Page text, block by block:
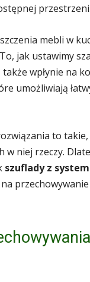
przestrzeni.
mebli w
jak ustawimy
wpłynie na
umożliwiają
to
w niej rzeczy.
szuflady z